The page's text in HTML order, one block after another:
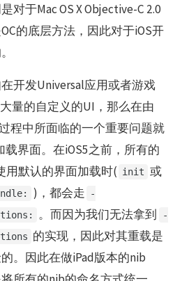
对于Mac OS X Objective-C 2.0
的底层方法，因此对于iOS开
开发Universal应用或者游戏
量的自定义的UI，那么在由
程中所面临的一个重要问题就
界面。在iOS5之前，所有的
用默认的界面加载时( init 或
)，都会走
-
。而因为我们无法拿到
-
的实现，因此对其重载是
。因此在做iPad版本的nib